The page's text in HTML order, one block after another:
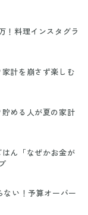
！料理インスタグラ
計を崩さず楽しむ
める人が夏の家計
ん「なぜかお金が
ない！予算オーバー